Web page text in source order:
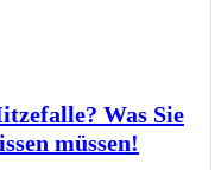
Was Sie
müssen!